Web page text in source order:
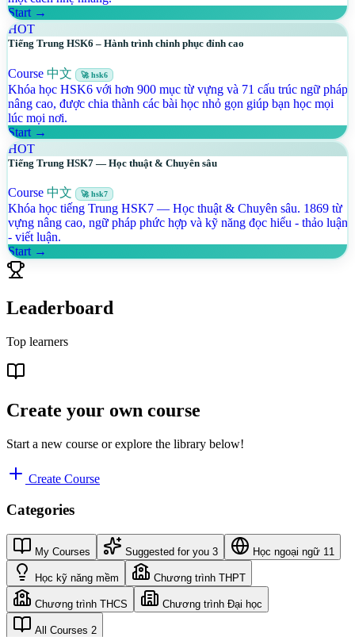
Start →
HOT
Tiếng Trung HSK6 – Hành trình chinh phục đỉnh cao
Course 中文 🚀 hsk6
Khóa học HSK6 với hơn 900 mục từ vựng và 71 cấu trúc ngữ pháp
nâng cao, được chia thành các bài học nhỏ gọn giúp bạn học mọi
lúc mọi nơi.
Start →
HOT
Tiếng Trung HSK7 — Học thuật & Chuyên sâu
Course 中文 🚀 hsk7
Khóa học tiếng Trung HSK7 — Học thuật & Chuyên sâu. 1869 từ
vựng nâng cao, ngữ pháp phức hợp và kỹ năng đọc hiểu - thảo luận
- viết luận.
Start →
Leaderboard
Top learners
Create your own course
Start a new course or explore the library below!
Create Course
Categories
My Courses Suggested for you 3 Học ngoại ngữ 11
Học kỹ năng mềm Chương trình THPT
Chương trình THCS Chương trình Đại học
All Courses 2